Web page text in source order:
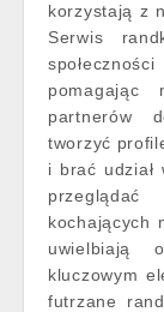
korzystają z
Serwis
pomagając
partnerów
tworzyć
i brać udział
kochających
uwielbiają
kluczowym
futrzane